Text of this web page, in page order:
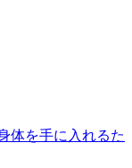
体を手に入れるた